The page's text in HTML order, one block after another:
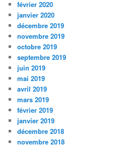
février 2020
janvier 2020
décembre 2019
novembre 2019
octobre 2019
septembre 2019
juin 2019
mai 2019
avril 2019
mars 2019
février 2019
janvier 2019
décembre 2018
novembre 2018